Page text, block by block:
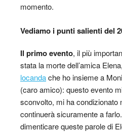
momento.
Vediamo i punti salienti del
Il primo evento, il più
stata la morte dell’amica
locandache ho insieme a
(caro amico): questo evento
sconvolto, mi ha condizionato
continuerà sicuramente a
dimenticare queste parole di